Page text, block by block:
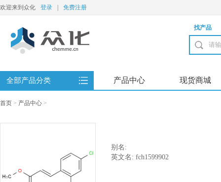
欢迎来到众化 登录 免费注册
找产品
全部产品分类 产品中心 现货商城
首页 > 产品中心 >
别名:
英文名: fch1599902